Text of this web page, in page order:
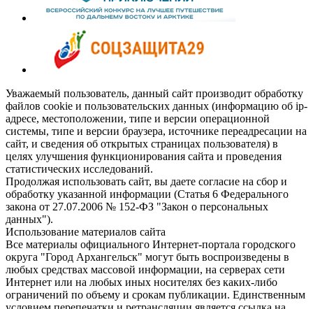
Уважаемый пользователь, данный сайт производит обработку
файлов cookie и пользовательских данных (информацию об ip-
адресе, местоположении, типе и версии операционной
системы, типе и версии браузера, источнике переадресации на
сайт, и сведения об открытых страницах пользователя) в
целях улучшения функционирования сайта и проведения
статистических исследований.
Продолжая использовать сайт, вы даете согласие на сбор и
обработку указанной информации (Статья 6 Федерального
закона от 27.07.2006 № 152-ФЗ "Закон о персональных
данных").
Использование материалов сайта
Все материалы официального Интернет-портала городского
округа "Город Архангельск" могут быть воспроизведены в
любых средствах массовой информации, на серверах сети
Интернет или на любых иных носителях без каких-либо
ограничений по объему и срокам публикации. Единственным